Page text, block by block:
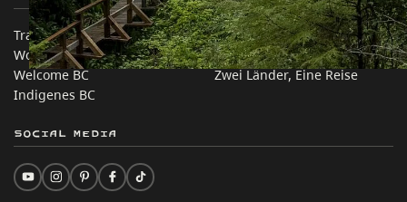
Trade & Invest BC
Work BC
Welcome BC
Indigenes BC
Reisevorschläge
Praktische Tipps
Zwei Länder, Eine Reise
Social Media